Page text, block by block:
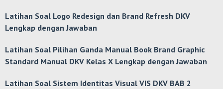
Latihan Soal Logo Redesign dan Brand Refresh DKV
Lengkap dengan Jawaban
Latihan Soal Pilihan Ganda Manual Book Brand Graphic
Standard Manual DKV Kelas X Lengkap dengan Jawaban
Latihan Soal Sistem Identitas Visual VIS DKV BAB 2